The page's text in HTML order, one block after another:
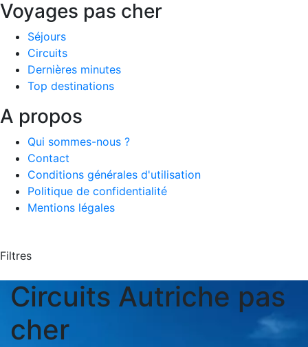
Voyages pas cher
Séjours
Circuits
Dernières minutes
Top destinations
A propos
Qui sommes-nous ?
Contact
Conditions générales d'utilisation
Politique de confidentialité
Mentions légales
Filtres
Circuits Autriche pas
cher